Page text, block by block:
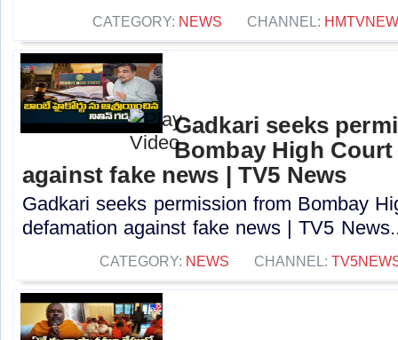
CATEGORY: NEWS CHANNEL:
Gadkari seeks
Bombay High
against fake news | TV5 News
Gadkari seeks permission from Bombay
defamation against fake news | TV5
CATEGORY: NEWS CHANNEL: